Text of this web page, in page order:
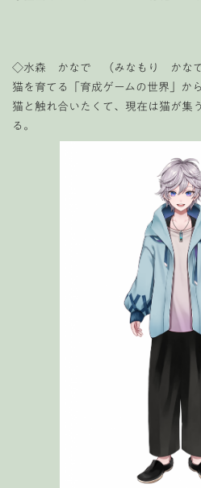
◇水森 かなで （みなもり かなで
猫を育てる「育成ゲームの世界」か
猫と触れ合いたくて、現在は猫が集
る。